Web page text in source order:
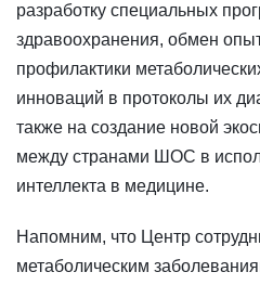
разработку специальных
здравоохранения, обмен
профилактики
инноваций в протоколы их
также на создание новой
между странами ШОС в
интеллекта в медицине.
Напомним, что Центр
метаболическим